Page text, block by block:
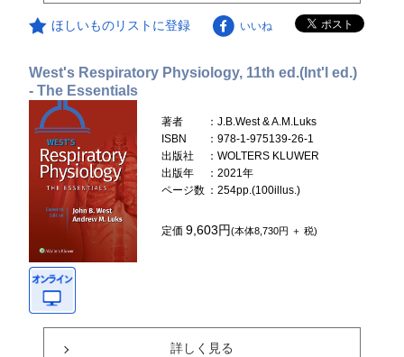
ほしいものリストに登録 いいね
West's Respiratory Physiology, 11th ed.(Int'l ed.)
- The Essentials
著者
：J.B.West & A.M.Luks
ISBN
：978-1-975139-26-1
出版社
：WOLTERS KLUWER
出版年
：2021年
ページ数 ：254pp.(100illus.)
定価9,603円(本体8,730円 ＋ 税)
詳しく見る